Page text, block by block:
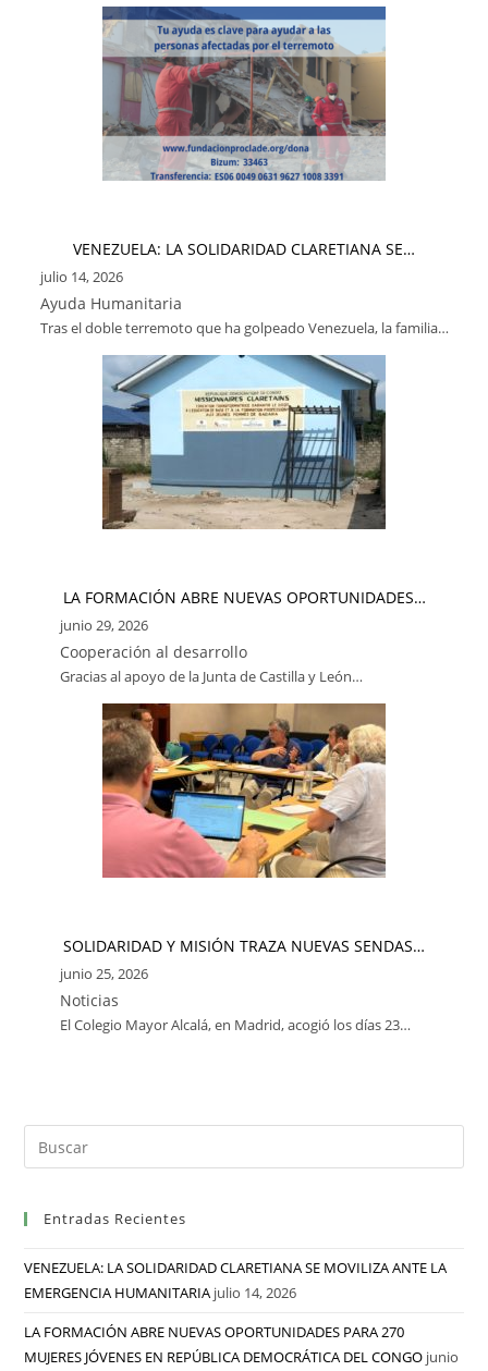
VENEZUELA: LA SOLIDARIDAD CLARETIANA SE…
julio 14, 2026
Ayuda Humanitaria
Tras el doble terremoto que ha golpeado Venezuela, la familia…
LA FORMACIÓN ABRE NUEVAS OPORTUNIDADES…
junio 29, 2026
Cooperación al desarrollo
Gracias al apoyo de la Junta de Castilla y León…
SOLIDARIDAD Y MISIÓN TRAZA NUEVAS SENDAS…
junio 25, 2026
Noticias
El Colegio Mayor Alcalá, en Madrid, acogió los días 23…
Entradas Recientes
VENEZUELA: LA SOLIDARIDAD CLARETIANA SE MOVILIZA ANTE LA
EMERGENCIA HUMANITARIA julio 14, 2026
LA FORMACIÓN ABRE NUEVAS OPORTUNIDADES PARA 270
MUJERES JÓVENES EN REPÚBLICA DEMOCRÁTICA DEL CONGO junio